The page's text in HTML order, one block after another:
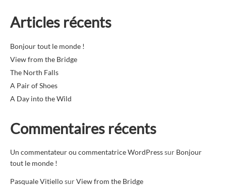
Articles récents
Bonjour tout le monde !
View from the Bridge
The North Falls
A Pair of Shoes
A Day into the Wild
Commentaires récents
Un commentateur ou commentatrice WordPresssur Bonjour
tout le monde !
Pasquale VitiellosurView from the Bridge